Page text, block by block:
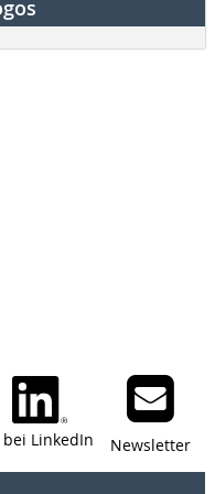
bei LinkedIn Newsletter